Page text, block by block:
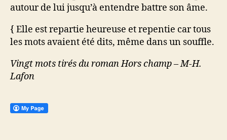
autour de lui jusqu’à entendre battre son âme.
{ Elle est repartie heureuse et repentie car tous
les mots avaient été dits, même dans un souffle.
Vingt mots tirés du roman Hors champ – M-H.
Lafon